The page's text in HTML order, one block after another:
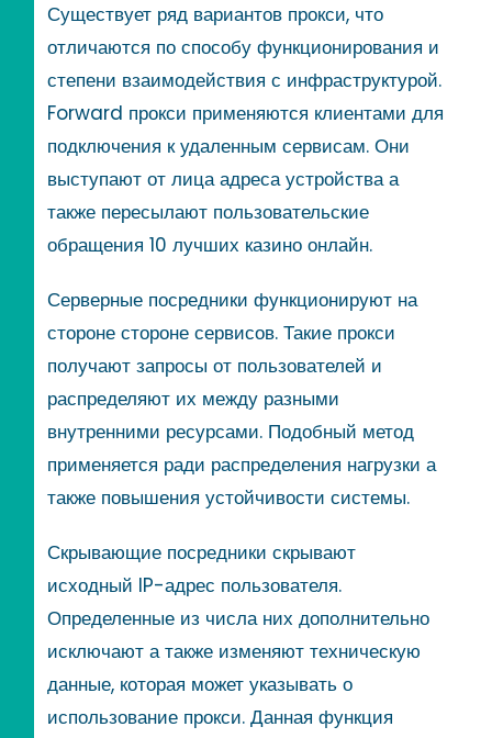
Существует ряд вариантов прокси, что
отличаются по способу функционирования и
степени взаимодействия с инфраструктурой.
Forward прокси применяются клиентами для
подключения к удаленным сервисам. Они
выступают от лица адреса устройства а
также пересылают пользовательские
обращения 10 лучших казино онлайн.
Серверные посредники функционируют на
стороне стороне сервисов. Такие прокси
получают запросы от пользователей и
распределяют их между разными
внутренними ресурсами. Подобный метод
применяется ради распределения нагрузки а
также повышения устойчивости системы.
Скрывающие посредники скрывают
исходный IP-адрес пользователя.
Определенные из числа них дополнительно
исключают а также изменяют техническую
данные, которая может указывать о
использование прокси. Данная функция